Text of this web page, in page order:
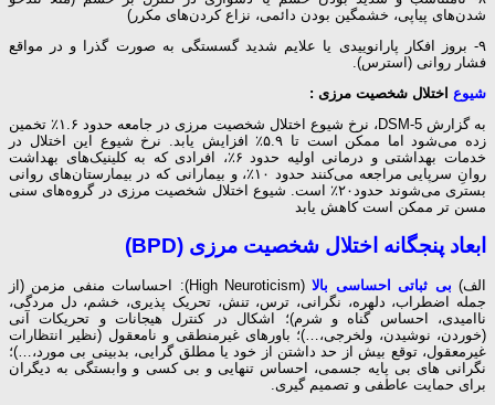
شدن‌های پیاپی، خشمگین بودن دائمی، نزاع کردن‌های مکرر)
۹- بروز افکار پارانوییدی یا علایم شدید گسستگی به صورت گذرا و در مواقع
فشار روانی (استرس).
شیوع اختلال شخصیت مرزی :
به گزارش DSM-5، نرخ شیوع اختلال شخصیت مرزی در جامعه حدود ۱.۶٪ تخمین
زده می‌شود اما ممکن است تا ۵.۹٪ افزایش یابد. نرخ شیوع این اختلال در
خدمات بهداشتی و درمانی اولیه حدود ۶٪، افرادی که به کلینیک‌های بهداشت
روانِ سرپایی مراجعه می‌کنند حدود ۱۰٪، و بیمارانی که در بیمارستان‌های روانی
بستری می‌شوند حدود۲۰٪ است. شیوع اختلال شخصیت مرزی در گروه‌های سنی
مسن تر ممکن است کاهش یابد
ابعاد پنجگانه اختلال شخصیت مرزی (BPD)
الف) بی ثباتی احساسی بالا
(High Neuroticism): احساسات منفی مزمن (از
جمله اضطراب، دلهره، نگرانی، ترس، ‌تنش، تحریک پذیری،‌ خشم، دل مردگی،
ناامیدی، احساس گناه و شرم)؛ اشکال در کنترل هیجانات و تحریکات آنی
(خوردن، نوشیدن، ولخرجی،…)؛ باورهای غیرمنطقی و نامعقول (نظیر انتظارات
غیرمعقول، توقع بیش از حد داشتن از خود یا مطلق گرایی، بدبینی بی مورد،…)؛
نگرانی های بی پایه جسمی، احساس تنهایی و بی کسی و وابستگی به دیگران
برای حمایت عاطفی و تصمیم گیری.